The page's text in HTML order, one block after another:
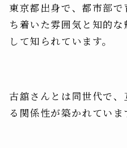
東京都出身で、都市部
ち着いた雰囲気と知的な
して知られています。
古舘さんとは同世代で
る関係性が築かれていま